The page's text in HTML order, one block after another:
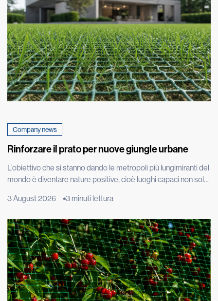
Company news
Rinforzare il prato per nuove giungle urbane
L’obiettivo che si stanno dando le metropoli più lungimiranti del
mondo è diventare nature positive, cioè luoghi capaci non solo
biodiversità. Londra vuole ripristinare 40 chilometri di fiumi e
urbana coperta da alberi e […]
3 August 2026 3 minuti lettura